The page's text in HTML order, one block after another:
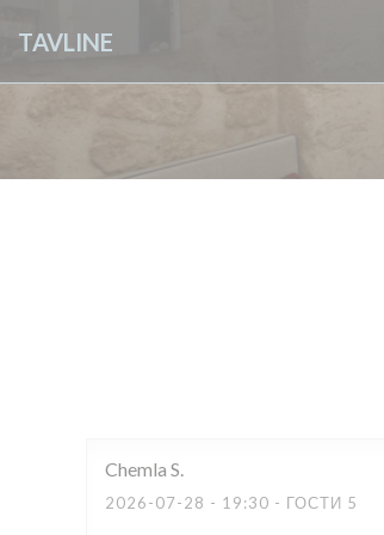
TAVLINE
Chemla S
2026-07-28 - 19:30 - ГОСТИ 5